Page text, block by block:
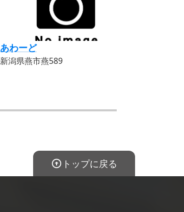
あわーど
新潟県燕市燕589
トップに戻る